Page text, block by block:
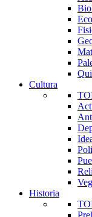
Cultura
Historia